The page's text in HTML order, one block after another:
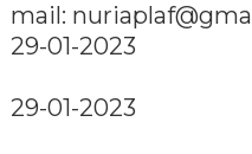
mail:
29-01-2023
29-01-2023